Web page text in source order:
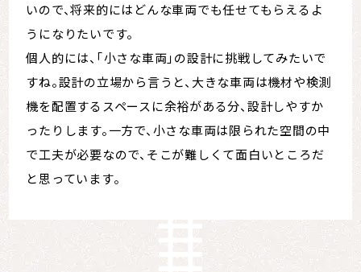
いので、将来的にはどんな車両でも任せてもらえるよ
うになりたいです。
個人的には、「小さな車両」の設計に挑戦してみたいで
すね。設計の立場から言うと、大きな車両は機材や検測
機を配置するスペースに余裕がある分、設計しやすか
ったりします。一方で、小さな車両は限られた空間の中
で工夫が必要なので、そこが難しくて面白いところだ
と思っています。